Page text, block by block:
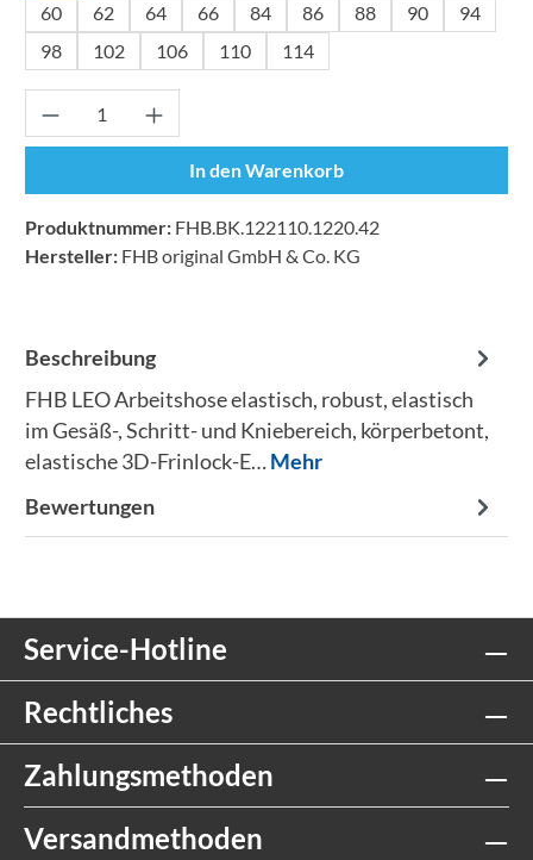
60
62 64 66 84 86 88 90
94
98
102 106 110 114
Produkt Anzahl: Gib den gewünschten
In den Warenkorb
Produktnummer: FHB.BK.122110.1220.42
Hersteller: FHB original GmbH & Co. KG
Beschreibung
FHB LEO Arbeitshose elastisch, robust, elastisch
im Gesäß-, Schritt- und Kniebereich, körperbetont,
elastische 3D-Frinlock-E…Mehr
Bewertungen
Service-Hotline
Rechtliches
Zahlungsmethoden
Versandmethoden